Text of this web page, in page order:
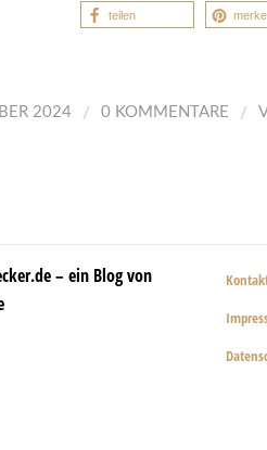
teilen
2024 / 0 KOMMENTARE /
– ein Blog von